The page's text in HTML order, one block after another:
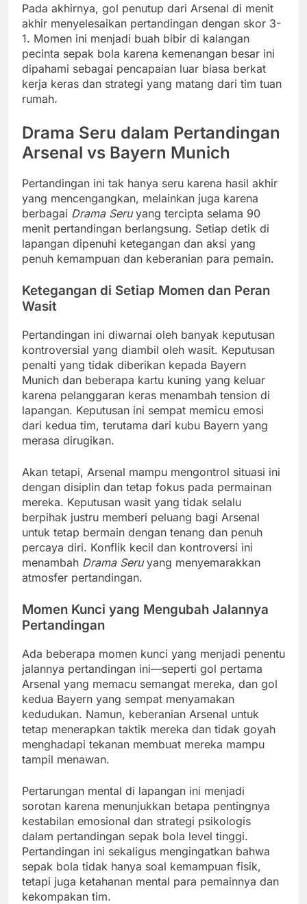
Pada akhirnya, gol penutup dari Arsenal di menit
akhir menyelesaikan pertandingan dengan skor 3-
1. Momen ini menjadi buah bibir di kalangan
pecinta sepak bola karena kemenangan besar ini
dipahami sebagai pencapaian luar biasa berkat
kerja keras dan strategi yang matang dari tim tuan
rumah.
Drama Seru dalam Pertandingan
Arsenal vs Bayern Munich
Pertandingan ini tak hanya seru karena hasil akhir
yang mencengangkan, melainkan juga karena
berbagai Drama Seruyang tercipta selama 90
menit pertandingan berlangsung. Setiap detik di
lapangan dipenuhi ketegangan dan aksi yang
penuh kemampuan dan keberanian para pemain.
Ketegangan di Setiap Momen dan Peran
Wasit
Pertandingan ini diwarnai oleh banyak keputusan
kontroversial yang diambil oleh wasit. Keputusan
penalti yang tidak diberikan kepada Bayern
Munich dan beberapa kartu kuning yang keluar
karena pelanggaran keras menambah tension di
lapangan. Keputusan ini sempat memicu emosi
dari kedua tim, terutama dari kubu Bayern yang
merasa dirugikan.
Akan tetapi, Arsenal mampu mengontrol situasi ini
dengan disiplin dan tetap fokus pada permainan
mereka. Keputusan wasit yang tidak selalu
berpihak justru memberi peluang bagi Arsenal
untuk tetap bermain dengan tenang dan penuh
percaya diri. Konflik kecil dan kontroversi ini
menambah Drama Seruyang menyemarakkan
atmosfer pertandingan.
Momen Kunci yang Mengubah Jalannya
Pertandingan
Ada beberapa momen kunci yang menjadi penentu
jalannya pertandingan ini—seperti gol pertama
Arsenal yang memacu semangat mereka, dan gol
kedua Bayern yang sempat menyamakan
kedudukan. Namun, keberanian Arsenal untuk
tetap menerapkan taktik mereka dan tidak goyah
menghadapi tekanan membuat mereka mampu
tampil menawan.
Pertarungan mental di lapangan ini menjadi
sorotan karena menunjukkan betapa pentingnya
kestabilan emosional dan strategi psikologis
dalam pertandingan sepak bola level tinggi.
Pertandingan ini sekaligus mengingatkan bahwa
sepak bola tidak hanya soal kemampuan fisik,
tetapi juga ketahanan mental para pemainnya dan
kekompakan tim.